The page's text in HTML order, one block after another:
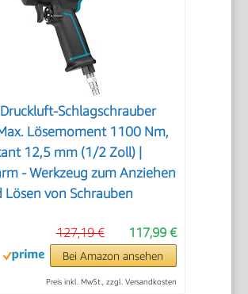
Schlagschrauber
Lösemoment 1100 Nm,
12,5 mm (1/2 Zoll) |
- Werkzeug zum Anziehen
Lösen von Schrauben
117,99 €
127,19 €
Bei Amazon ansehen
Preis inkl. MwSt., zzgl. Versandkosten